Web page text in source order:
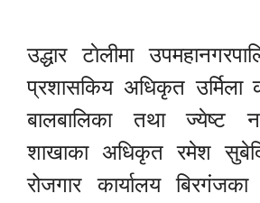
उद्धार टाेलीमा
प्रशासकिय अधिकृत उर्मिला
बालबालिका तथा ज्येष्ट
शाखाका अधिकृत रमेश
रोजगार कार्यालय